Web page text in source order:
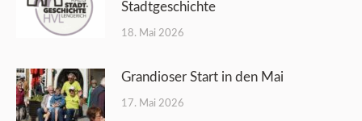
Stadtgeschichte
18. Mai 2026
Grandioser Start in den Mai
17. Mai 2026